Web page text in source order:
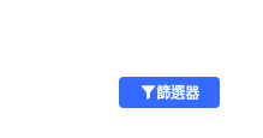
篩選器